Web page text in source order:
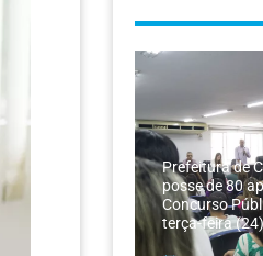
Prefeitura de
posse de 80
Concurso
terça-feira (24)